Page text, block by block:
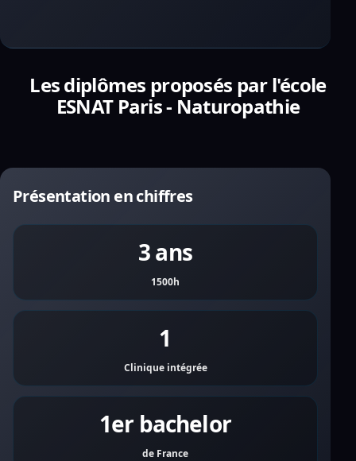
Les diplômes proposés par l'école
ESNAT Paris - Naturopathie
Présentation en chiffres
3 ans
1500h
1
Clinique intégrée
1er bachelor
de France